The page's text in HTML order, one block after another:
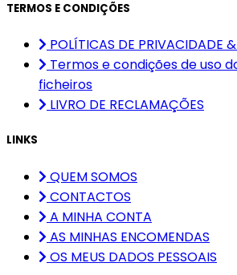
TERMOS E CONDIÇÕES
POLÍTICAS DE PRIVACIDADE
Termos e condições de uso
ficheiros
LIVRO DE RECLAMAÇÕES
LINKS
QUEM SOMOS
CONTACTOS
A MINHA CONTA
AS MINHAS ENCOMENDAS
OS MEUS DADOS PESSOAIS